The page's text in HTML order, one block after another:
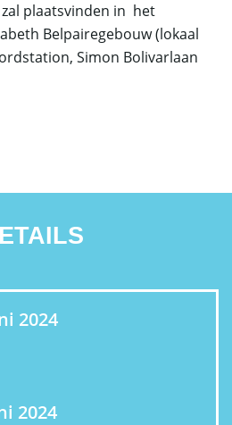
plaatsvinden in het
Belpairegebouw (lokaal
Simon Bolivarlaan
2024
2024